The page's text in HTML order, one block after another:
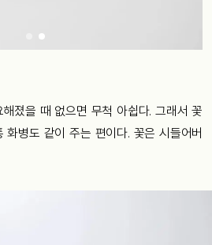
졌을 때 없으면 무척 아쉽다. 그래서 꽃
병도 같이 주는 편이다. 꽃은 시들어버